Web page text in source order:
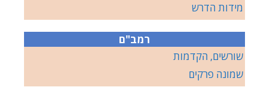
מידות הדרש
רמב"ם
שורשים, הקדמות
שמונה פרקים